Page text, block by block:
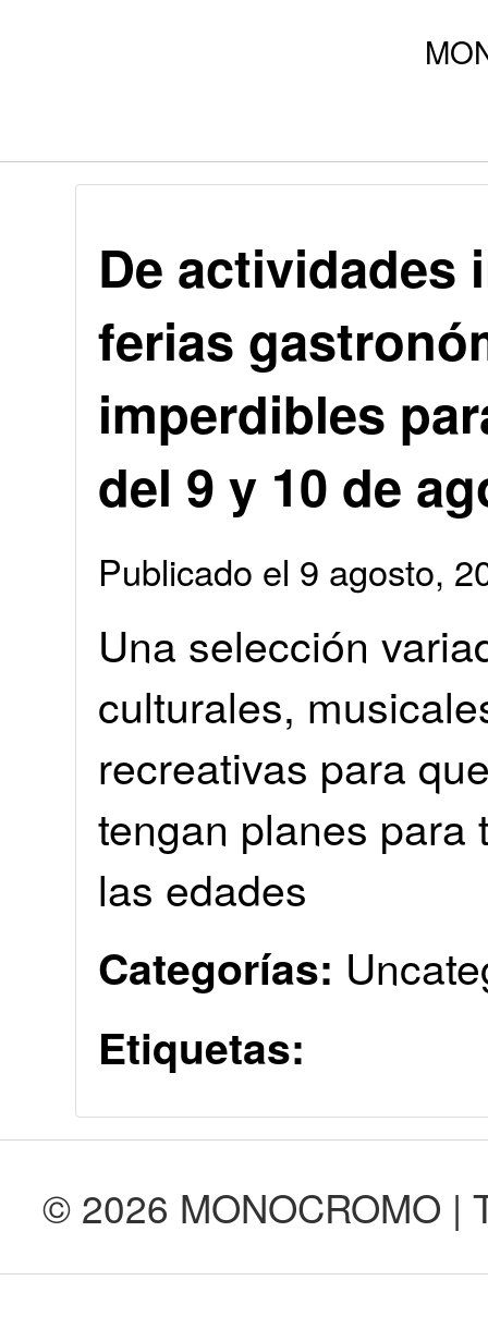
De actividades
ferias
imperdibles
del 9 y 10 de
Publicado el 9 agosto,
Una selección
culturales,
recreativas para
tengan planes para
las edades
Categorías:
Etiquetas:
© 2026 MONOCROMO |